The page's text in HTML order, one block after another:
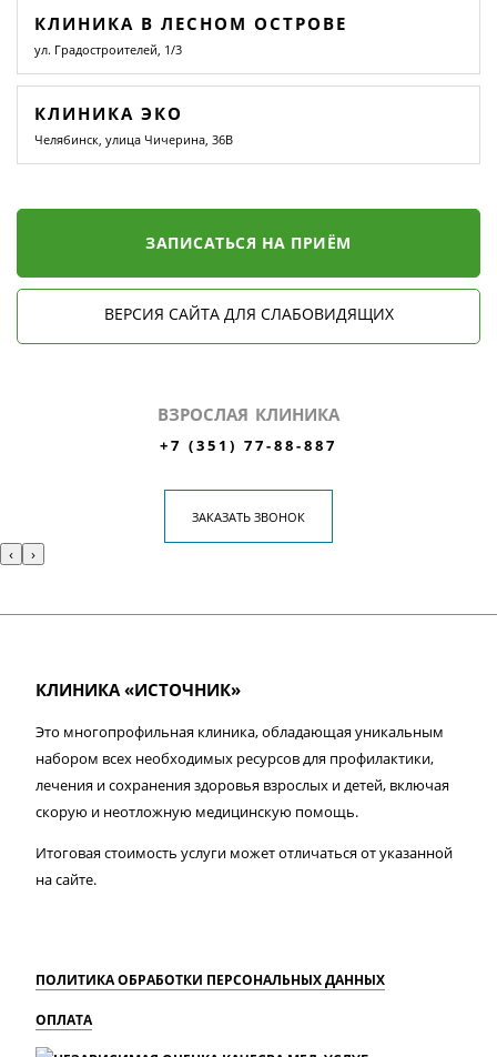
КЛИНИКА В ЛЕСНОМ ОСТРОВЕ
ул. Градостроителей, 1/3
КЛИНИКА ЭКО
Челябинск, улица Чичерина, 36В
ЗАПИСАТЬСЯ НА ПРИЁМ
ВЕРСИЯ САЙТА ДЛЯ СЛАБОВИДЯЩИХ
ВЗРОСЛАЯ КЛИНИКА
+7 (351) 77-88-887
ЗАКАЗАТЬ ЗВОНОК
‹ ›
КЛИНИКА «ИСТОЧНИК»
Это многопрофильная клиника, обладающая уникальным
набором всех необходимых ресурсов для профилактики,
лечения и сохранения здоровья взрослых и детей, включая
скорую и неотложную медицинскую помощь.
Итоговая стоимость услуги может отличаться от указанной
на сайте.
ПОЛИТИКА ОБРАБОТКИ ПЕРСОНАЛЬНЫХ ДАННЫХ
ОПЛАТА